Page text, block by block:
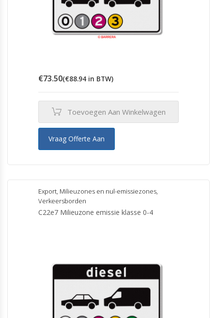
€73.50(€88.94 in BTW)
Toevoegen Aan Winkelwagen
Vraag Offerte Aan
Export, Milieuzones en nul-emissiezones,
Verkeersborden
C22e7 Milieuzone emissie klasse 0-4